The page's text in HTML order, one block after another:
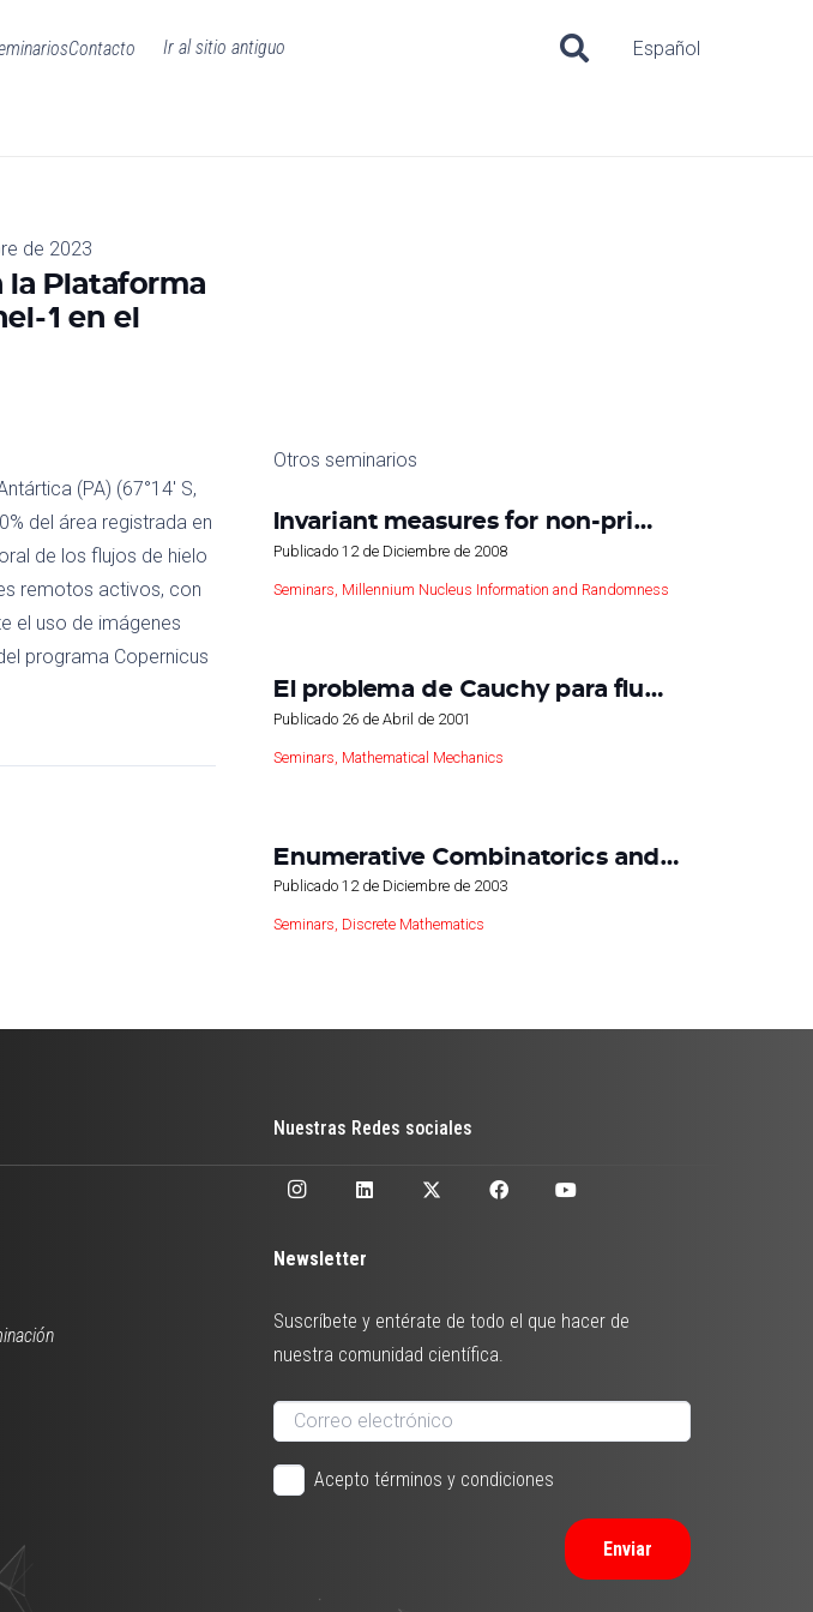
Contacto Ir al sitio antiguo Español
de 2023
Plataforma
1 en el
(PA) (67°14′ S,
del área registrada en
de los flujos de hielo
remotos activos, con
el uso de imágenes
programa Copernicus
Otros seminarios
Invariant measures for non-pri…
Publicado 12 de Diciembre de 2008
Seminars Millennium Nucleus Information and Randomness
El problema de Cauchy para flu…
Publicado 26 de Abril de 2001
Seminars Mathematical Mechanics
Enumerative Combinatorics and…
Publicado 12 de Diciembre de 2003
Seminars, Discrete Mathematics
Nuestras Redes sociales
Newsletter
Suscríbete y entérate de todo el que hacer de
nuestra comunidad científica.
Acepto términos y condiciones
Enviar